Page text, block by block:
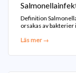
Definition
orsakas av
Läs mer →